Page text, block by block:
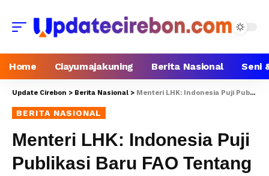
Home Ciayumajakuning Berita Nasional Seni
Update Cirebon > Berita Nasional > Menteri LHK: Indonesia Puji Publikasi Baru FAO Tentang Keadaan Hutan Dunia 2024
BERITA NASIONAL
Menteri LHK: Indonesia Puji
Publikasi Baru FAO Tentang